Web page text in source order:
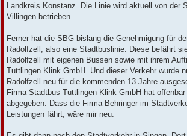
Landkreis Konstanz. Die Linie wird aktuell von der
Villingen betrieben.
Ferner hat die SBG bislang die Genehmigung für
Radolfzell, also eine Stadtbuslinie. Diese befährt
Radolfzell mit eigenen Bussen sowie mit ihrem
Tuttlingen Klink GmbH. Und dieser Verkehr wurde
Radolfzell neu für die kommenden 13 Jahre
Firma Stadtbus Tuttlingen Klink GmbH hat
abgegeben. Dass die Firma Behringer im
Leistungen fährt, wäre mir neu.